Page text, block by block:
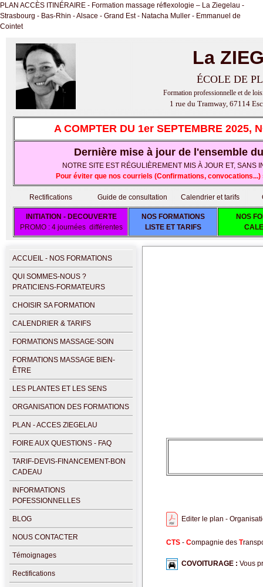
PLAN ACCÈS ITINÉRAIRE - Formation massage réflexologie – La Ziegelau -
Strasbourg - Bas-Rhin - Alsace - Grand Est - Natacha Muller - Emmanuel de
Cointet
La
ÉCOLE DE
Formation professionnelle et de
1 rue du Tramway, 67114
A COMPTER DU 1er SEPTEMBRE 2025,
Dernière mise à jour de l'ensemble
NOTRE SITE EST RÉGULIÈREMENT MIS À JOUR ET,
Pour éviter que nos courriels (Confirmations,
Rectifications Guide de consultation Calendrier et tarifs
INITIATION - DECOUVERTE
PROMO : 4 journées différentes
NOS FORMATIONS
LISTE ET TARIFS
NOS
ACCUEIL - NOS FORMATIONS
QUI SOMMES-NOUS ?
PRATICIENS-FORMATEURS
CHOISIR SA FORMATION
CALENDRIER & TARIFS
FORMATIONS MASSAGE-SOIN
FORMATIONS MASSAGE BIEN-
ÊTRE
LES PLANTES ET LES SENS
ORGANISATION DES FORMATIONS
PLAN - ACCES ZIEGELAU
FOIRE AUX QUESTIONS - FAQ
TARIF-DEVIS-FINANCEMENT-BON
CADEAU
INFORMATIONS
POFESSIONNELLES
BLOG
NOUS CONTACTER
Témoignages
Rectifications
Editer le plan -
CTS - Compagnie des T
COVOITURAGE : Vous